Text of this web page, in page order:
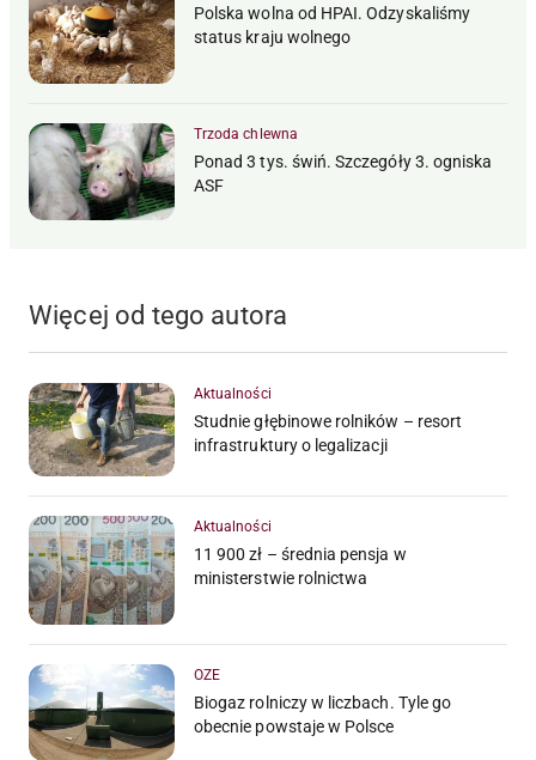
Polska wolna od HPAI. Odzyskaliśmy
status kraju wolnego
Trzoda chlewna
Ponad 3 tys. świń. Szczegóły 3. ogniska
ASF
Więcej od tego autora
Aktualności
Studnie głębinowe rolników – resort
infrastruktury o legalizacji
Aktualności
11 900 zł – średnia pensja w
ministerstwie rolnictwa
OZE
Biogaz rolniczy w liczbach. Tyle go
obecnie powstaje w Polsce